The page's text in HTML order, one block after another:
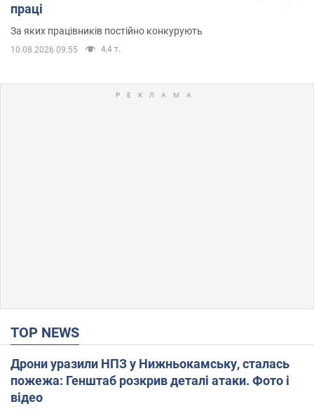
праці
За яких працівників постійно конкурують
10.08.2026 09:55 4,4 т.
TOP NEWS
Дрони уразили НПЗ у Нижньокамську, сталась
пожежа: Генштаб розкрив деталі атаки. Фото і
відео